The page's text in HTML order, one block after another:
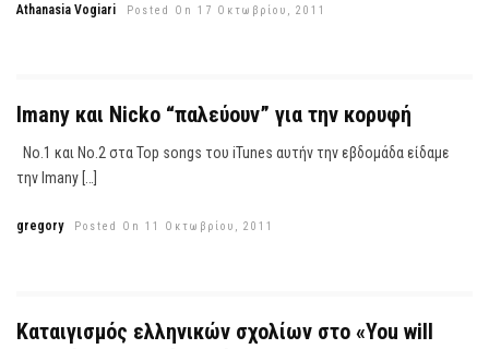
Athanasia Vogiari Posted On 17 Οκτωβρίου, 2011
Imany και Nicko “παλεύουν” για την κορυφή
Νο.1 και Νο.2 στα Top songs του iTunes αυτήν την εβδομάδα είδαμε
την Imany […]
gregory Posted On 11 Οκτωβρίου, 2011
Καταιγισμός ελληνικών σχολίων στο «You will